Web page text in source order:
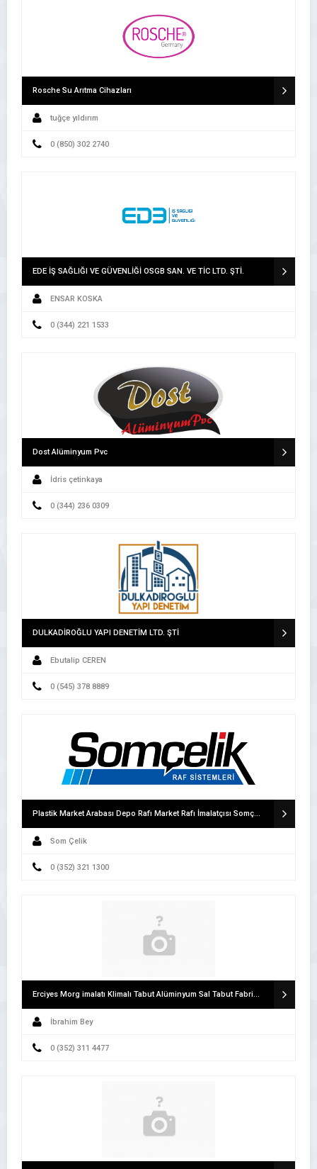
Rosche Su Arıtma Cihazları
tuğçe yıldırım
0 (850) 302 2740
EDE İŞ SAĞLIĞI VE GÜVENLİĞİ OSGB SAN. VE TİC LTD. ŞTİ.
ENSAR KOSKA
0 (344) 221 1533
Dost Alüminyum Pvc
İdris çetinkaya
0 (344) 236 0309
DULKADİROĞLU YAPI DENETİM LTD. ŞTİ
Ebutalip CEREN
0 (545) 378 8889
Plastik Market Arabası Depo Rafı Market Rafı İmalatçısı Somçelik Raf Sanayi
Som Çelik
0 (352) 321 1300
Erciyes Morg imalatı Klimalı Tabut Alüminyum Sal Tabut Fabrikası
İbrahim Bey
0 (352) 311 4477